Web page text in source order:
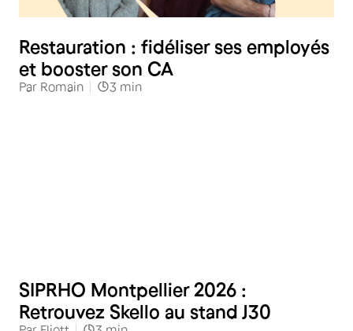
Restauration : fidéliser ses employés
et booster son CA
Par Romain 3 min
SIPRHO Montpellier 2026 :
Retrouvez Skello au stand J30